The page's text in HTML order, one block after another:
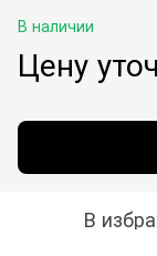
В наличии
Цену
В